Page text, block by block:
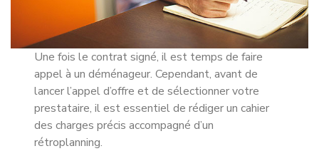
Une fois le contrat signé, il est temps de faire
appel à un déménageur. Cependant, avant de
lancer l’appel d’offre et de sélectionner votre
prestataire, il est essentiel de rédiger un cahier
des charges précis accompagné d’un
rétroplanning.